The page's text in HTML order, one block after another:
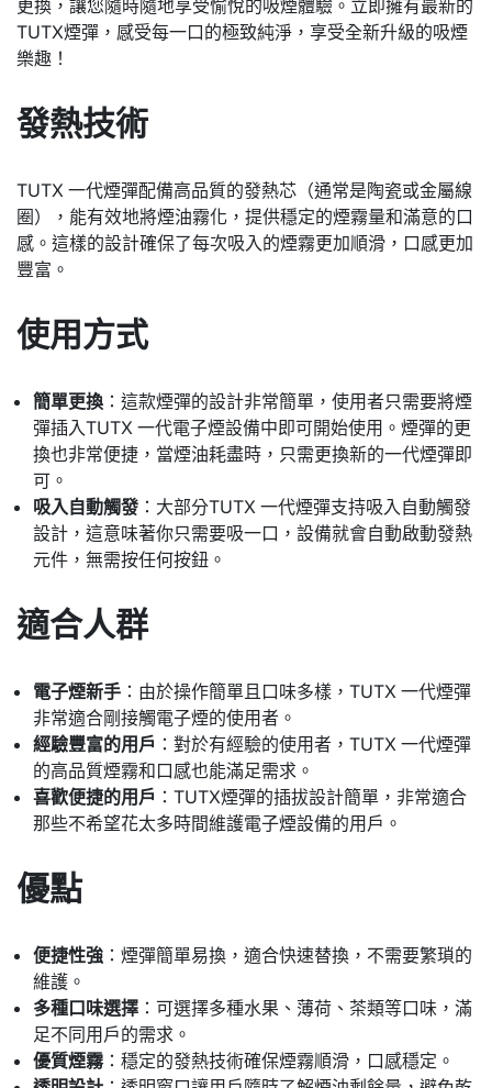
更換，讓您隨時隨地享受愉悅的吸煙體驗。立即擁有最新的
TUTX煙彈，感受每一口的極致純淨，享受全新升級的吸煙
樂趣！
發熱技術
TUTX 一代煙彈配備高品質的發熱芯（通常是陶瓷或金屬線
圈），能有效地將煙油霧化，提供穩定的煙霧量和滿意的口
感。這樣的設計確保了每次吸入的煙霧更加順滑，口感更加
豐富。
使用方式
簡單更換 ：這款煙彈的設計非常簡單，使用者只需要將煙
彈插入TUTX 一代電子煙設備中即可開始使用。煙彈的更
換也非常便捷，當煙油耗盡時，只需更換新的一代煙彈即
可。
吸入自動觸發 ：大部分TUTX 一代煙彈支持吸入自動觸發
設計，這意味著你只需要吸一口，設備就會自動啟動發熱
元件，無需按任何按鈕。
適合人群
電子煙新手 ：由於操作簡單且口味多樣，TUTX 一代煙彈
非常適合剛接觸電子煙的使用者。
經驗豐富的用戶 ：對於有經驗的使用者，TUTX 一代煙彈
的高品質煙霧和口感也能滿足需求。
喜歡便捷的用戶 ：TUTX煙彈的插拔設計簡單，非常適合
那些不希望花太多時間維護電子煙設備的用戶。
優點
便捷性強 ：煙彈簡單易換，適合快速替換，不需要繁瑣的
維護。
多種口味選擇 ：可選擇多種水果、薄荷、茶類等口味，滿
足不同用戶的需求。
優質煙霧：穩定的發熱技術確保煙霧順滑，口感穩定。